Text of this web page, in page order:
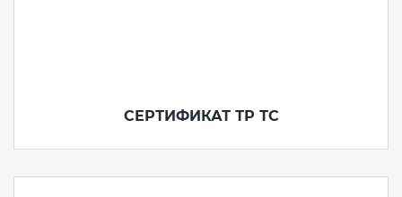
СЕРТИФИКАТ ТР ТС